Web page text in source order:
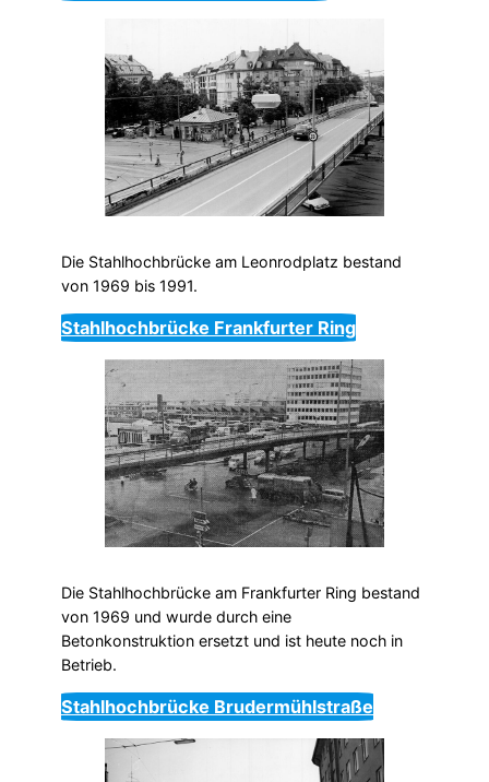
Die Stahlhochbrücke am Leonrodplatz bestand
von 1969 bis 1991.
Stahlhochbrücke Frankfurter Ring
Die Stahlhochbrücke am Frankfurter Ring bestand
von 1969 und wurde durch eine
Betonkonstruktion ersetzt und ist heute noch in
Betrieb.
Stahlhochbrücke Brudermühlstraße